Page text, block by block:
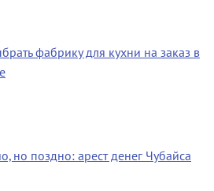
фабрику для кухни на заказ в
но поздно: арест денег Чубайса